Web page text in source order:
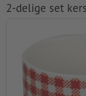
2-delige set